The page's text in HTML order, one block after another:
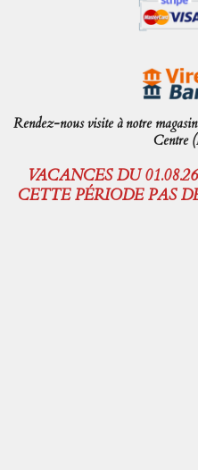
Rendez-nous visite à notre
Centre
VACANCES DU
CETTE PÉRIODE PAS